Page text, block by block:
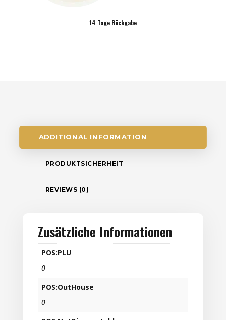
14 Tage Rückgabe
ADDITIONAL INFORMATION
PRODUKTSICHERHEIT
REVIEWS (0)
Zusätzliche Informationen
POS:PLU
0
POS:OutHouse
0